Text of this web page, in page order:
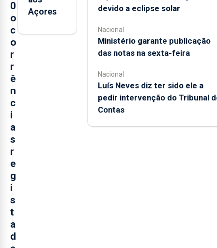
0
o
c
o
r
r
ê
n
c
i
a
s
r
e
g
i
s
t
a
d
Açores
devido a eclipse solar
Nacional
Ministério garante publicação
das notas na sexta-feira
Nacional
Luís Neves diz ter sido ele a
pedir intervenção do Tribunal
Contas